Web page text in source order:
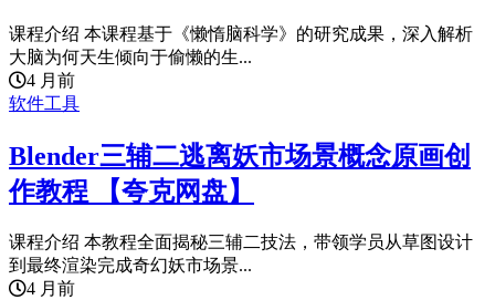
课程介绍 本课程基于《懒惰脑科学》的研究成果，深入解析
大脑为何天生倾向于偷懒的生...
4 月前
软件工具
Blender三辅二逃离妖市场景概念原画创
作教程 【夸克网盘】
课程介绍 本教程全面揭秘三辅二技法，带领学员从草图设计
到最终渲染完成奇幻妖市场景...
4 月前